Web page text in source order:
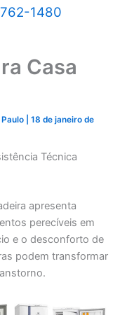
1480
Casa
|18 de janeiro de
Técnica
apresenta
perecíveis em
e o desconforto de
podem transformar